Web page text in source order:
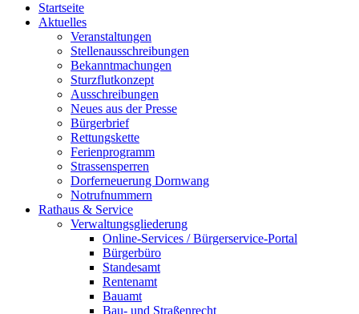
Startseite
Aktuelles
Veranstaltungen
Stellenausschreibungen
Bekanntmachungen
Sturzflutkonzept
Ausschreibungen
Neues aus der Presse
Bürgerbrief
Rettungskette
Ferienprogramm
Strassensperren
Dorferneuerung Dornwang
Notrufnummern
Rathaus & Service
Verwaltungsgliederung
Online-Services / Bürgerservice-Portal
Bürgerbüro
Standesamt
Rentenamt
Bauamt
Bau- und Straßenrecht